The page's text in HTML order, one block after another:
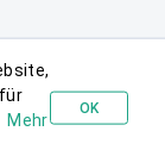
Mehr
OK